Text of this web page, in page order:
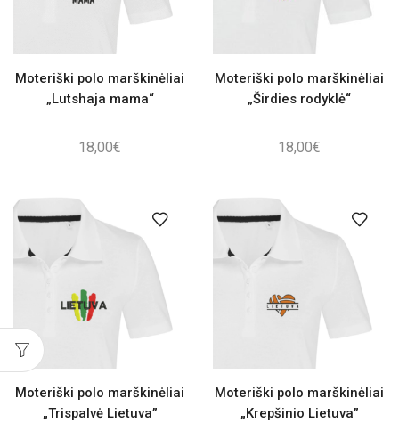
Moteriški polo marškinėliai
„Lutshaja mama“
18,00€
Moteriški polo marškinėliai
„Širdies rodyklė“
18,00€
Moteriški polo marškinėliai
„Trispalvė Lietuva”
Moteriški polo marškinėliai
„Krepšinio Lietuva”